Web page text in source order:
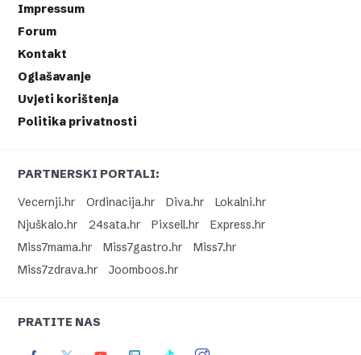
Impressum
Forum
Kontakt
Oglašavanje
Uvjeti korištenja
Politika privatnosti
PARTNERSKI PORTALI:
Vecernji.hr
Ordinacija.hr Diva.hr
Lokalni.hr
Njuškalo.hr
24sata.hr Pixsell.hr
Express.hr
Miss7mama.hr
Miss7gastro.hr
Miss7.hr
Miss7zdrava.hr
Joomboos.hr
PRATITE NAS